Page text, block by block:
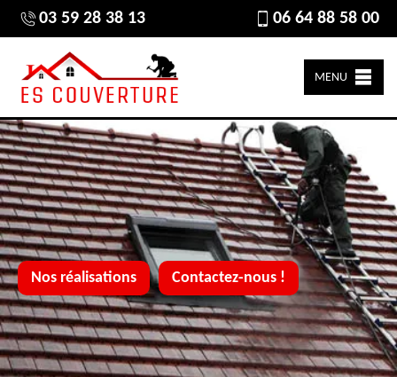
03 59 28 38 13 06 64 88 58 00
MENU
Nos réalisations Contactez-nous !